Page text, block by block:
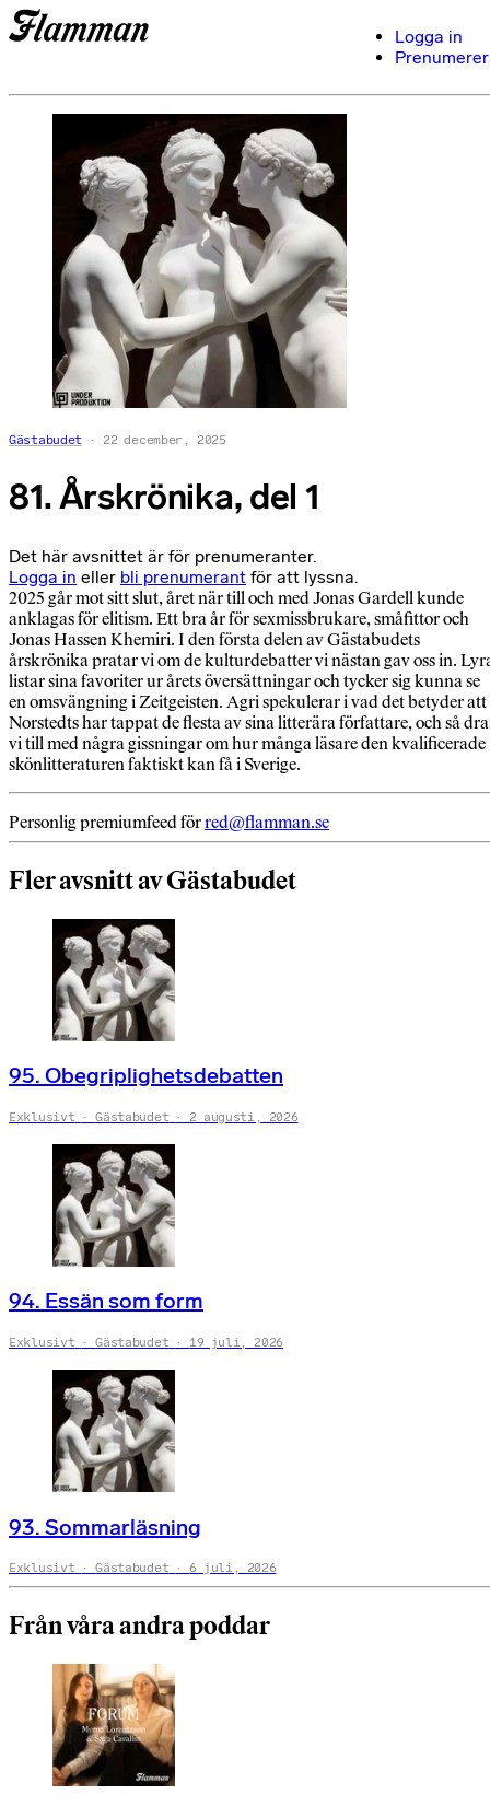
Logga in
Gästabudet 22 december, 2025
81. Årskrönika, del 1
Det här avsnittet är för prenumeranter.
Logga in eller bli prenumerant för att lyssna.
2025 går mot sitt slut, året när till och med Jonas Gardell kunde
anklagas för elitism. Ett bra år för sexmissbrukare, småfittor och
Jonas Hassen Khemiri. I den första delen av Gästabudets
årskrönika pratar vi om de kulturdebatter vi nästan gav oss in.
listar sina favoriter ur årets översättningar och tycker sig kunna se
en omsvängning i Zeitgeisten. Agri spekulerar i vad det betyder att
Norstedts har tappat de flesta av sina litterära författare, och så
vi till med några gissningar om hur många läsare den kvalificerade
skönlitteraturen faktiskt kan få i Sverige.
Personlig premiumfeed förred@flamman.se
Fler avsnitt av Gästabudet
95. Obegriplighetsdebatten
Exklusivt Gästabudet 2 augusti, 2026
94. Essän som form
Exklusivt Gästabudet 19 juli, 2026
93. Sommarläsning
Exklusivt Gästabudet 6 juli, 2026
Från våra andra poddar